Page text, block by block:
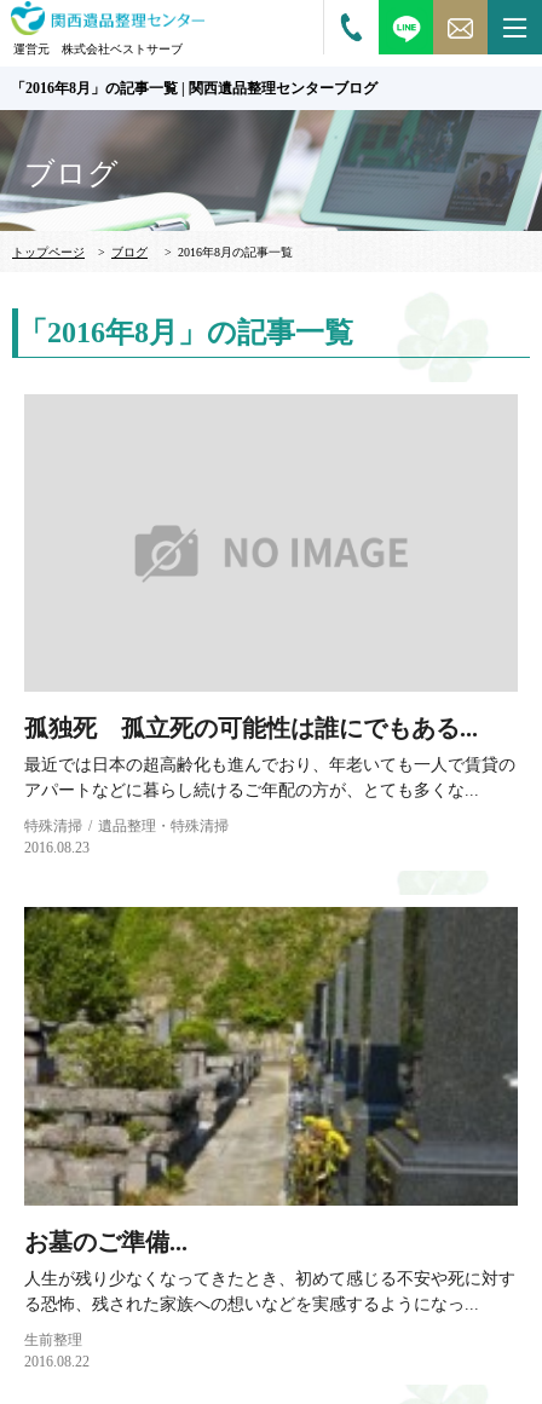
運営元 株式会社ベストサーブ
「2016年8月」の記事一覧 | 関西遺品整理センターブログ
ブログ
トップページ > ブログ > 2016年8月の記事一覧
「2016年8月」の記事一覧
孤独死 孤立死の可能性は誰にでもある...
最近では日本の超高齢化も進んでおり、年老いても一人で賃貸の
アパートなどに暮らし続けるご年配の方が、とても多くな...
特殊清掃
遺品整理・特殊清掃
2016.08.23
お墓のご準備...
人生が残り少なくなってきたとき、初めて感じる不安や死に対す
る恐怖、残された家族への想いなどを実感するようになっ...
生前整理
2016.08.22